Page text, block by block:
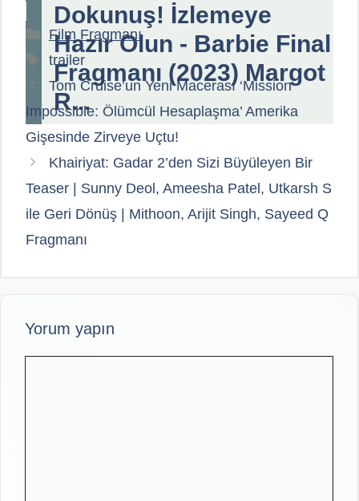
Dokunuş! İzlemeye
Hazır Olun - Barbie Final
Fragmanı (2023) Margot
R...
Kategoriler
Film Fragmanı
Etiketler
trailer
Tom Cruise’un Yeni Macerası ‘Mission
Impossible: Ölümcül Hesaplaşma’ Amerika
Gişesinde Zirveye Uçtu!
Khairiyat: Gadar 2’den Sizi Büyüleyen Bir
Teaser | Sunny Deol, Ameesha Patel, Utkarsh S
ile Geri Dönüş | Mithoon, Arijit Singh, Sayeed Q
Fragmanı
Yorum yapın